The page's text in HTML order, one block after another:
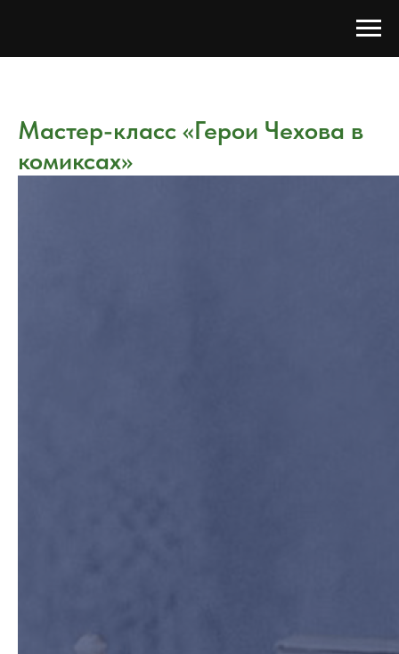
Мастер-класс «Герои Чехова в
комиксах»